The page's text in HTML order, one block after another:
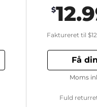
$
Faktureret til
Få
Fuld
Moms